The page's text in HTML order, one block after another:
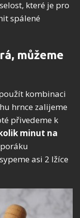
které je pro
spálené
můžeme
kombinaci
hrnce zalijeme
přivedeme k
minut na
asi 2 lžíce